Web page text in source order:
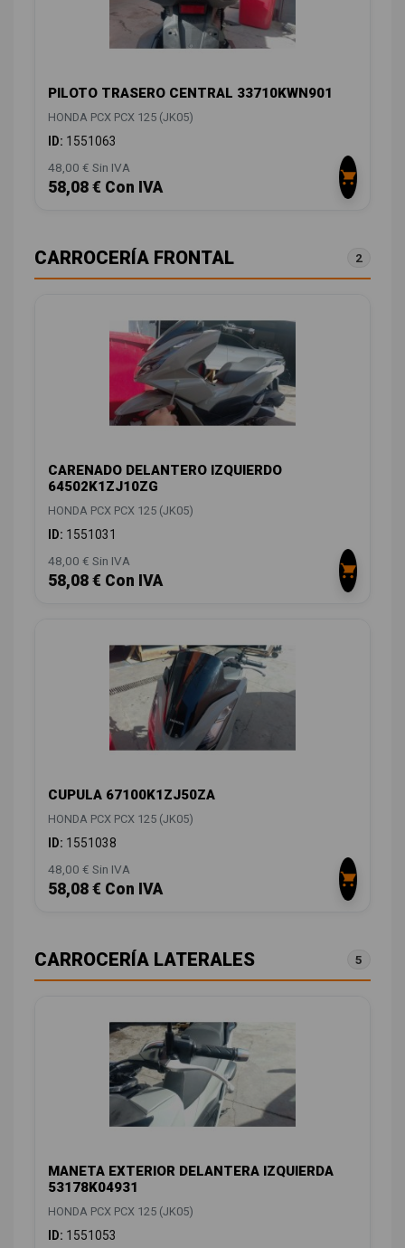
PILOTO TRASERO CENTRAL 33710KWN901
HONDA PCX PCX 125 (JK05)
ID: 1551063
48,00 € Sin IVA
58,08 € Con IVA
CARROCERÍA FRONTAL 2
CARENADO DELANTERO IZQUIERDO
64502K1ZJ10ZG
HONDA PCX PCX 125 (JK05)
ID: 1551031
48,00 € Sin IVA
58,08 € Con IVA
CUPULA 67100K1ZJ50ZA
HONDA PCX PCX 125 (JK05)
ID: 1551038
48,00 € Sin IVA
58,08 € Con IVA
CARROCERÍA LATERALES 5
MANETA EXTERIOR DELANTERA IZQUIERDA
53178K04931
HONDA PCX PCX 125 (JK05)
ID: 1551053